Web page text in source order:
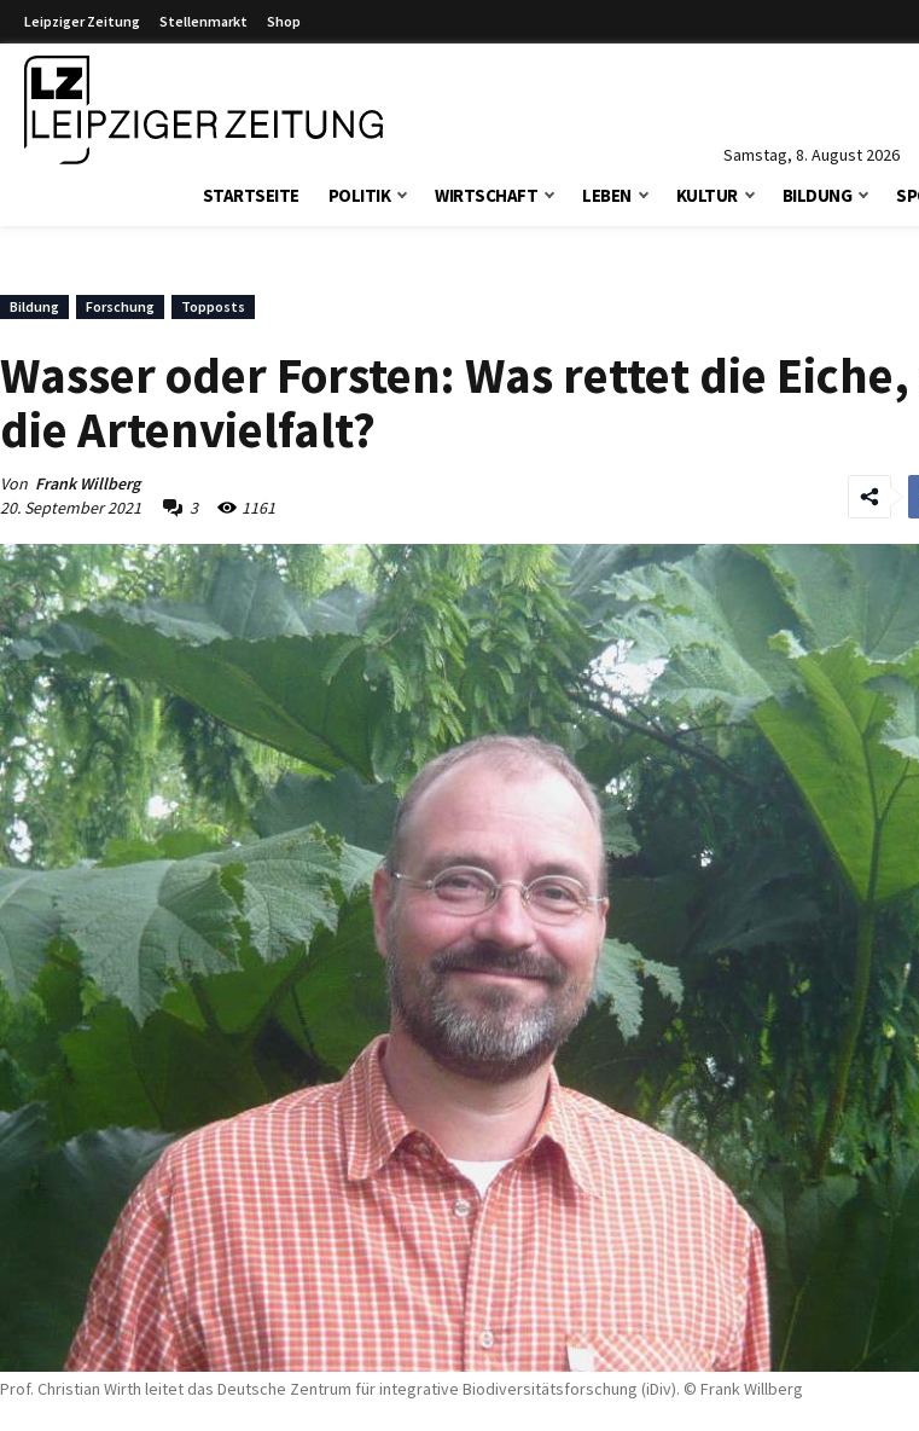
Leipziger Zeitung Stellenmarkt Shop
Samstag, 8. August 2026
STARTSEITE POLITIK WIRTSCHAFT LEBEN KULTUR BILDUNG
Bildung Forschung Topposts
Wasser oder Forsten: Was rettet die
die Artenvielfalt?
Von Frank Willberg
20. September 2021
3 1161
Prof. Christian Wirth leitet das Deutsche Zentrum für integrative Biodiversitätsforschung (iDiv). © Frank Willberg